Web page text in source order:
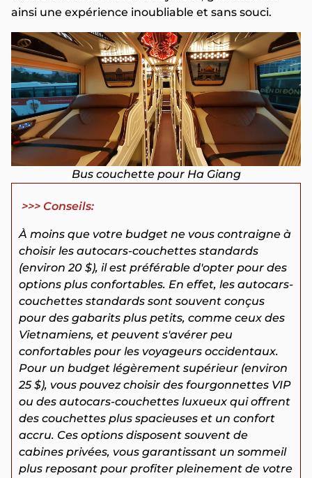
ainsi une expérience inoubliable et sans souci.
Bus couchette pour Ha Giang
>>> Conseils:
À moins que votre budget ne vous contraigne à
choisir les autocars-couchettes standards
(environ 20 $), il est préférable d'opter pour des
options plus confortables. En effet, les autocars-
couchettes standards sont souvent conçus
pour des gabarits plus petits, comme ceux des
Vietnamiens, et peuvent s'avérer peu
confortables pour les voyageurs occidentaux.
Pour un budget légèrement supérieur (environ
25 $), vous pouvez choisir des fourgonnettes VIP
ou des autocars-couchettes luxueux qui offrent
des couchettes plus spacieuses et un confort
accru. Ces options disposent souvent de
cabines privées, vous garantissant un sommeil
plus reposant pour profiter pleinement de votre